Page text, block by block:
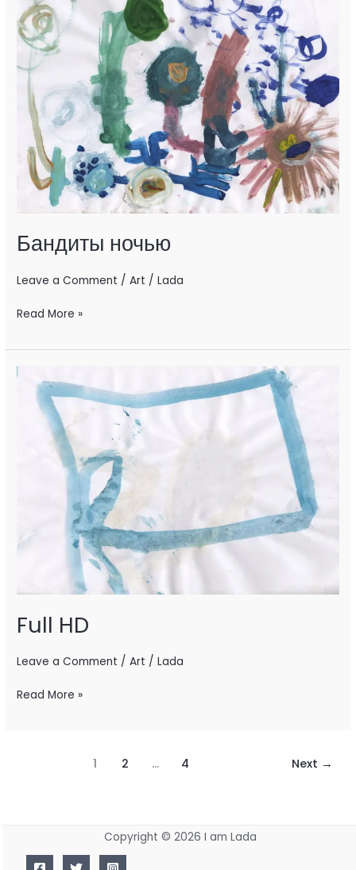
Бандиты ночью
Leave a Comment /Art /Lada
ночью
Read More »
Full HD
Leave a Comment /Art /Lada
Full
Read More »
1 2 … 4 Next →
Copyright © 2026 I am Lada